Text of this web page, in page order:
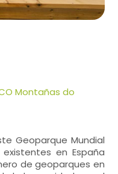
Montañas do
Geoparque Mundial
existentes en España
de geoparques en